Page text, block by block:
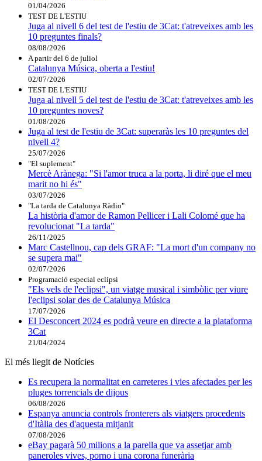
01/04/2026
TEST DE L'ESTIU
Juga al nivell 6 del test de l'estiu de 3Cat: t'atreveixes amb les
10 preguntes finals?
08/08/2026
A partir del 6 de juliol
Catalunya Música, oberta a l'estiu!
02/07/2026
TEST DE L'ESTIU
Juga al nivell 5 del test de l'estiu de 3Cat: t'atreveixes amb les
10 preguntes noves?
01/08/2026
Juga al test de l'estiu de 3Cat: superaràs les 10 preguntes del
nivell 4?
25/07/2026
"El suplement"
Mercè Arànega: "Si l'amor truca a la porta, li diré que el meu
marit no hi és"
03/07/2026
"La tarda de Catalunya Ràdio"
La història d'amor de Ramon Pellicer i Lali Colomé que ha
revolucionat "La tarda"
26/11/2025
Marc Castellnou, cap dels GRAF: "La mort d'un company no
se supera mai"
02/07/2026
Programació especial eclipsi
"Els vels de l'eclipsi", un viatge musical i simbòlic per viure
l'eclipsi solar des de Catalunya Música
17/07/2026
El Desconcert 2024 es podrà veure en directe a la plataforma
3Cat
21/04/2024
El més llegit de Notícies
Es recupera la normalitat en carreteres i vies afectades per les
pluges torrencials de dijous
06/08/2026
Espanya anuncia controls fronterers als viatgers procedents
d'Itàlia des d'aquesta mitjanit
07/08/2026
eBay pagarà 50 milions a la parella que va assetjar amb
paneroles vives, porno i una corona funerària